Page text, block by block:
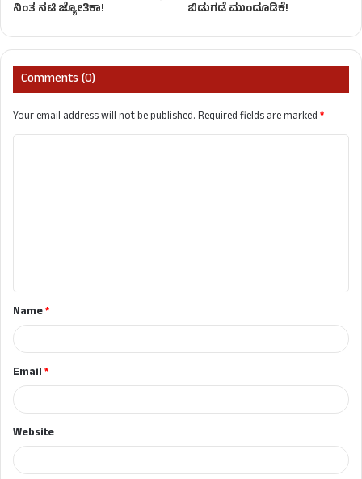
ನಿಂತ ನಟಿ ಜ್ಯೋತಿಕಾ!
ಬಿಡುಗಡೆ ಮುಂದೂಡಿಕೆ!
Comments (0)
Your email address will not be published.Required fields are marked*
t
*Name*
Email*
Website